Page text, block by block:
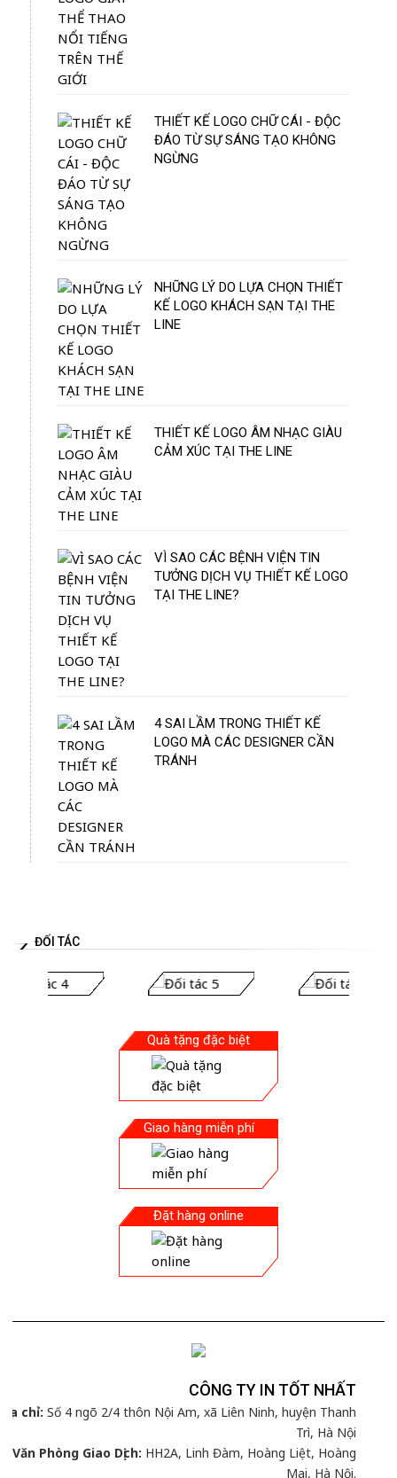
THIẾT KẾ LOGO CHỮ CÁI - ĐỘC
ĐÁO TỪ SỰ SÁNG TẠO KHÔNG
NGỪNG
NHỮNG LÝ DO LỰA CHỌN THIẾT
KẾ LOGO KHÁCH SẠN TẠI THE
LINE
THIẾT KẾ LOGO ÂM NHẠC GIÀU
CẢM XÚC TẠI THE LINE
VÌ SAO CÁC BỆNH VIỆN TIN
TƯỞNG DỊCH VỤ THIẾT KẾ LOGO
TẠI THE LINE?
4 SAI LẦM TRONG THIẾT KẾ
LOGO MÀ CÁC DESIGNER CẦN
TRÁNH
ĐỐI TÁC
Quà tặng đặc biệt
Giao hàng miễn phí
Đặt hàng online
CÔNG TY IN TỐT NHẤT
Địa chỉ: Số 4 ngõ 2/4 thôn Nội Am, xã Liên Ninh, huyện Thanh
Trì, Hà Nội
Văn Phòng Giao Dịch: HH2A, Linh Đàm, Hoàng Liệt, Hoàng
Mai, Hà Nội.